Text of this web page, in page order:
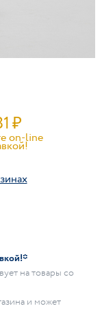
₽
on-line
на товары со
и может